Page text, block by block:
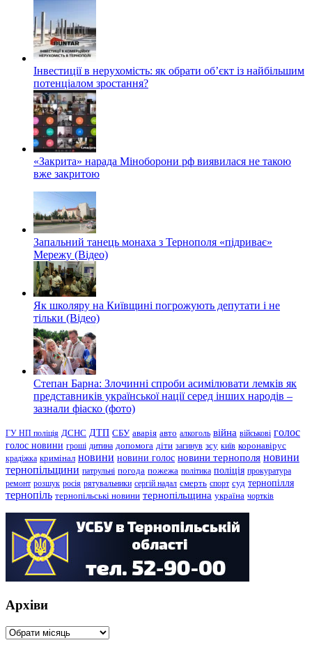
Інвестиції в нерухомість: як обрати об’єкт із найбільшим
потенціалом зростання?
«Закрита» нарада Міноборони рф виявилася не такою
вже закритою
Запальний танець монаха з Тернополя «підриває»
Мережу (Відео)
Як школяру на Київщині погрожують депутати і не
тільки (Відео)
Степан Барна: Злочинні спроби асимілювати лемків як
представників української нації серед інших народів –
зазнали фіаско (фото)
ГУ НП поліція ДСНС ДТП СБУ аварія авто алкоголь війна військові голос
голос новини гроші дитина допомога діти загинув зсу київ коронавірус
крадіжка кримінал новини новини голос новини тернополя новини
тернопільщини патрульні погода пожежа політика поліція прокуратура
ремонт розшук росія рятувальники сергій надал смерть спорт суд тернопілля
тернопіль тернопільські новини тернопільщина україна чортків
Архіви
Архіви